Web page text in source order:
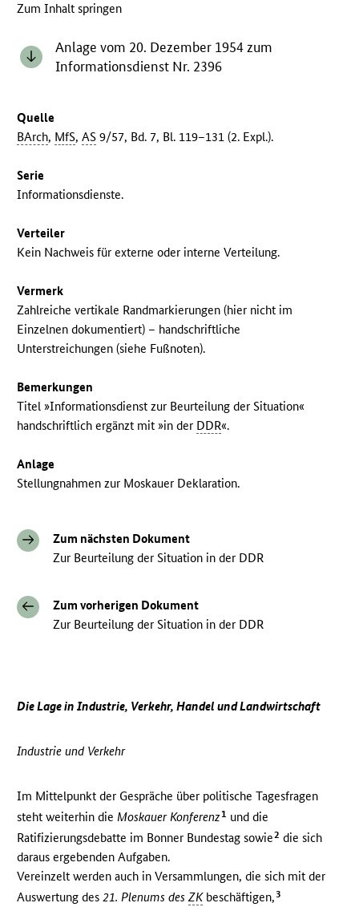
Zum Inhalt springen
Anlage vom 20. Dezember 1954 zum
Informationsdienst Nr. 2396
Quelle
BArch, MfS,AS 9/57, Bd. 7, Bl. 119–131 (2. Expl.).
Serie
Informationsdienste.
Verteiler
Kein Nachweis für externe oder interne Verteilung.
Vermerk
Zahlreiche vertikale Randmarkierungen (hier nicht im
Einzelnen dokumentiert) – handschriftliche
Unterstreichungen (siehe Fußnoten).
Bemerkungen
Titel »Informationsdienst zur Beurteilung der Situation«
handschriftlich ergänzt mit »in der DDR«.
Anlage
Stellungnahmen zur Moskauer Deklaration.
Zum nächsten Dokument
Zur Beurteilung der Situation in der DDR
Zum vorherigen Dokument
Zur Beurteilung der Situation in der DDR
Die Lage in Industrie, Verkehr, Handel und Landwirtschaft
Industrie und Verkehr
Im Mittelpunkt der Gespräche über politische Tagesfragen
steht weiterhin dieMoskauer Konferenz1 und die
Ratifizierungsdebatte im Bonner Bundestag sowie2 die sich
daraus ergebenden Aufgaben.
Vereinzelt werden auch in Versammlungen, die sich mit der
Auswertung des21. Plenums desZKbeschäftigen,3